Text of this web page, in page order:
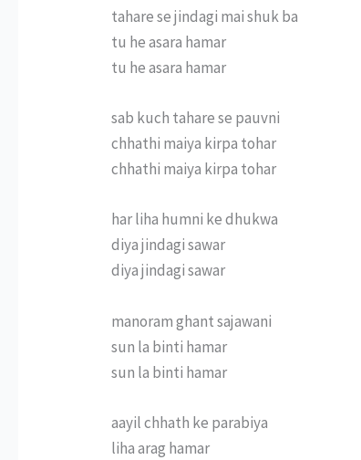
tahare se jindagi mai shuk ba
tu he asara hamar
tu he asara hamar
sab kuch tahare se pauvni
chhathi maiya kirpa tohar
chhathi maiya kirpa tohar
har liha humni ke dhukwa
diya jindagi sawar
diya jindagi sawar
manoram ghant sajawani
sun la binti hamar
sun la binti hamar
aayil chhath ke parabiya
liha arag hamar